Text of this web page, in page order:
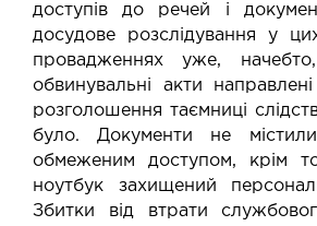
доступів до речей і
досудове розслідування у
провадженнях уже,
обвинувальні акти
розголошення таємниці
було. Документи не
обмеженим доступом, крім
ноутбук захищений
Збитки від втрати